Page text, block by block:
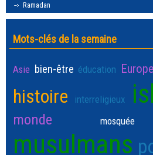
Ramadan
Mots-clés de la semaine
Asie bien-être éducation Europe
histoire interreligieux
monde mosquée
musulmans